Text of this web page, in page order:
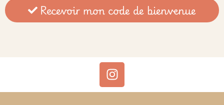
Recevoir mon code de bienvenue